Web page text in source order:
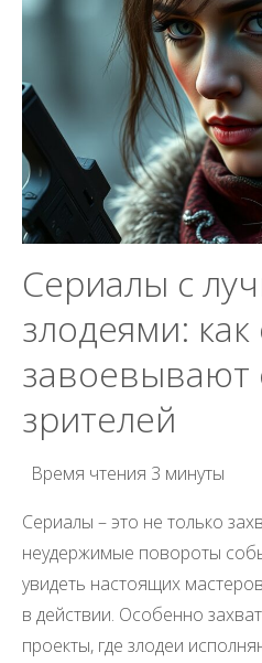
Сериалы с
злодеями:
завоевывают
зрителей
Время чтения 3 минуты
Сериалы – это не только
неудержимые повороты
увидеть настоящих
в действии. Особенно
проекты, где злодеи